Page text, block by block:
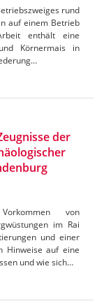
rund
auf einem Betrieb
enthält eine
Körnermais in
der
von
im Rai
und einer
Hinweise auf eine
und wie sich…